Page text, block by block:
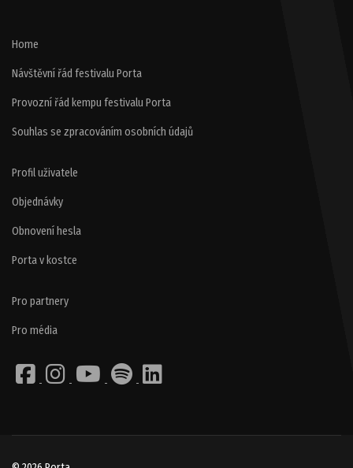
Home
Návštěvní řád festivalu Porta
Provozní řád kempu festivalu Porta
Souhlas se zpracováním osobních údajů
Profil uživatele
Objednávky
Obnovení hesla
Porta v kostce
Pro partnery
Pro média